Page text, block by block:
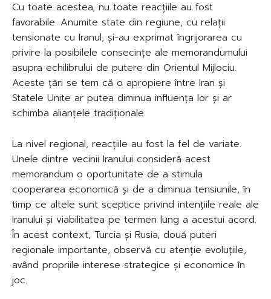
Cu toate acestea, nu toate reacțiile au fost
favorabile. Anumite state din regiune, cu relații
tensionate cu Iranul, și-au exprimat îngrijorarea cu
privire la posibilele consecințe ale memorandumului
asupra echilibrului de putere din Orientul Mijlociu.
Aceste țări se tem că o apropiere între Iran și
Statele Unite ar putea diminua influența lor și ar
schimba alianțele tradiționale.
La nivel regional, reacțiile au fost la fel de variate.
Unele dintre vecinii Iranului consideră acest
memorandum o oportunitate de a stimula
cooperarea economică și de a diminua tensiunile, în
timp ce altele sunt sceptice privind intențiile reale ale
Iranului și viabilitatea pe termen lung a acestui acord.
În acest context, Turcia și Rusia, două puteri
regionale importante, observă cu atenție evoluțiile,
având propriile interese strategice și economice în
joc.